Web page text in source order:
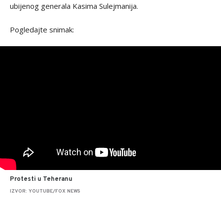
ubijenog generala Kasima Sulejmanija.
Pogledajte snimak:
Protesti u Teheranu
IZVOR: YOUTUBE/FOX NEWS